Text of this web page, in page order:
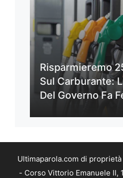
Risparmieremo
Sul Carburante:
Del Governo Fa
Ultimaparola.com di proprietà
- Corso Vittorio Emanuele II,